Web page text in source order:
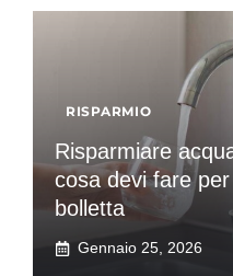
RISPARMIO
Risparmiare
cosa devi fare
bolletta
Gennaio 25, 2026